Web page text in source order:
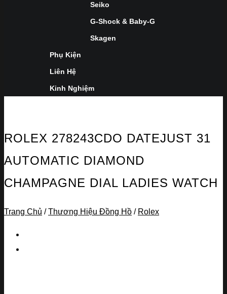
Seiko
G-Shock & Baby-G
Skagen
Phụ Kiện
Liên Hệ
Kinh Nghiệm
ROLEX 278243CDO DATEJUST 31
AUTOMATIC DIAMOND
CHAMPAGNE DIAL LADIES WATCH
Trang Chủ / Thương Hiệu Đồng Hồ / Rolex